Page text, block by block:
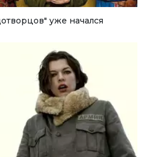
уже начался